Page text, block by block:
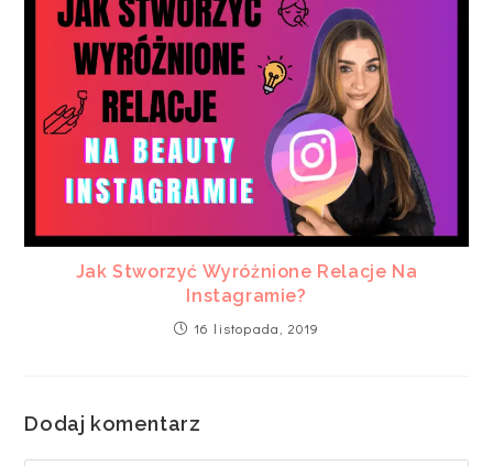
Jak Stworzyć Wyróżnione Relacje Na
Instagramie?
16 listopada, 2019
Dodaj komentarz